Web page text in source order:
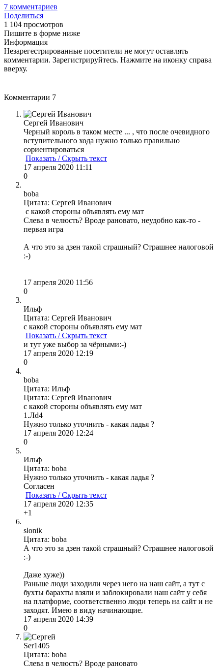
7 комментариев
Поделиться
1 104 просмотров
Пишите в форме ниже
Информация
Незарегестрированные посетители не могут оставлять
комментарии. Зарегистрируйтесь. Нажмите на иконку справа
вверху.
Комментарии 7
Сергей Иванович
Черный король в таком месте ... , что после очевидного
вступительного хода нужно только правильно
сориентироваться
Показать / Скрыть текст
17 апреля 2020 11:11
0
boba
Цитата: Сергей Иванович
с какой стороны объявлять ему мат
Слева в челюсть? Вроде рановато, неудобно как-то -
первая игра
А что это за дзен такой страшный? Страшнее налоговой
:-)
17 апреля 2020 11:56
0
Ильф
Цитата: Сергей Иванович
с какой стороны объявлять ему мат
Показать / Скрыть текст
и тут уже выбор за чёрными:-)
17 апреля 2020 12:19
0
boba
Цитата: Ильф
Цитата: Сергей Иванович
с какой стороны объявлять ему мат
1.Лd4
Нужно только уточнить - какая ладья ?
17 апреля 2020 12:24
0
Ильф
Цитата: boba
Нужно только уточнить - какая ладья ?
Согласен
Показать / Скрыть текст
17 апреля 2020 12:35
+1
slonik
Цитата: boba
А что это за дзен такой страшный? Страшнее налоговой
:-)
Даже хуже))
Раньше люди заходили через него на наш сайт, а тут с
бухты барахты взяли и заблокировали наш сайт у себя
на платформе, соответственно люди теперь на сайт и не
заходят. Имею в виду начинающие.
17 апреля 2020 14:39
0
Ser1405
Цитата: boba
Слева в челюсть? Вроде рановато